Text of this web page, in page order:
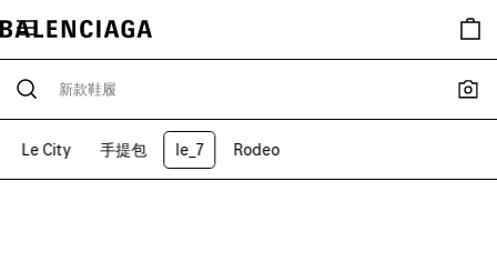
Le City 手提包 le_7 Rodeo